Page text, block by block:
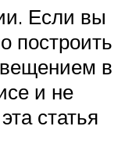
Если вы
построить
в
и не
статья